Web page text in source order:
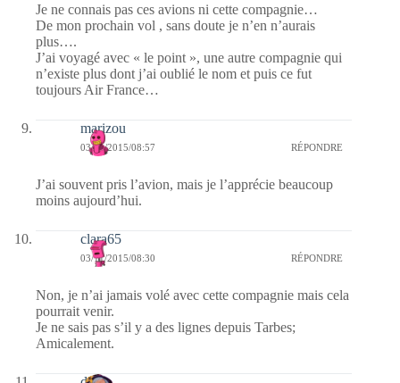
Je ne connais pas ces avions ni cette compagnie…
De mon prochain vol , sans doute je n’en n’aurais
plus….
J’ai voyagé avec « le point », une autre compagnie qui
n’existe plus dont j’ai oublié le nom et puis ce fut
toujours Air France…
marizou
03/11/2015/08:57 RÉPONDRE
J’ai souvent pris l’avion, mais je l’apprécie beaucoup
moins aujourd’hui.
clara65
03/11/2015/08:30 RÉPONDRE
Non, je n’ai jamais volé avec cette compagnie mais cela
pourrait venir.
Je ne sais pas s’il y a des lignes depuis Tarbes;
Amicalement.